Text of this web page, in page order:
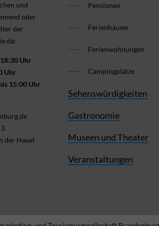
und
oder
der
da:
Uhr
Uhr
15:00 Uhr
der Havel
Pensionen
Ferienhäuser
Ferienwohnungen
Campingplätze
Sehenswürdigkeiten
Gastronomie
Museen und Theater
Veranstaltungen